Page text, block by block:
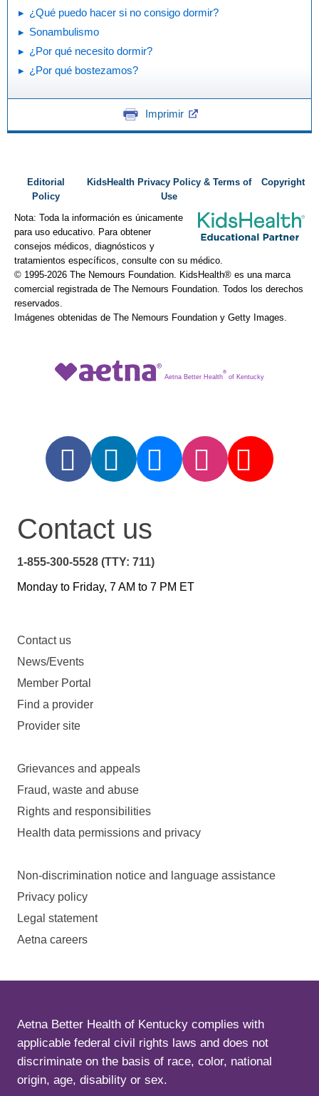
¿Qué puedo hacer si no consigo dormir?
Sonambulismo
¿Por qué necesito dormir?
¿Por qué bostezamos?
Imprimir
Editorial
Policy
KidsHealth Privacy Policy & Terms of
Use
Copyright
Nota: Toda la información es únicamente
para uso educativo. Para obtener
consejos médicos, diagnósticos y
tratamientos específicos, consulte con su médico.
© 1995-2026 The Nemours Foundation. KidsHealth® es una marca
comercial registrada de The Nemours Foundation. Todos los derechos
reservados.
Imágenes obtenidas de The Nemours Foundation y Getty Images.
Aetna Better Health
®
of Kentucky
Contact us
1-855-300-5528 (TTY: 711)
Monday to Friday, 7 AM to 7 PM ET
Contact us
News/Events
Member Portal
Find a provider
Provider site
Grievances and appeals
Fraud, waste and abuse
Rights and responsibilities
Health data permissions and privacy
Non-discrimination notice and language assistance
Privacy policy
Legal statement
Aetna careers
Aetna Better Health of Kentucky complies with
applicable federal civil rights laws and does not
discriminate on the basis of race, color, national
origin, age, disability or sex.